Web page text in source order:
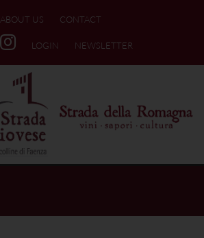
ABOUT US CONTACT
LOGIN NEWSLETTER